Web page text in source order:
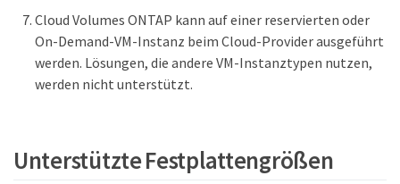
Cloud Volumes ONTAP kann auf einer reservierten oder
On-Demand-VM-Instanz beim Cloud-Provider ausgeführt
werden. Lösungen, die andere VM-Instanztypen nutzen,
werden nicht unterstützt.
Unterstützte Festplattengrößen